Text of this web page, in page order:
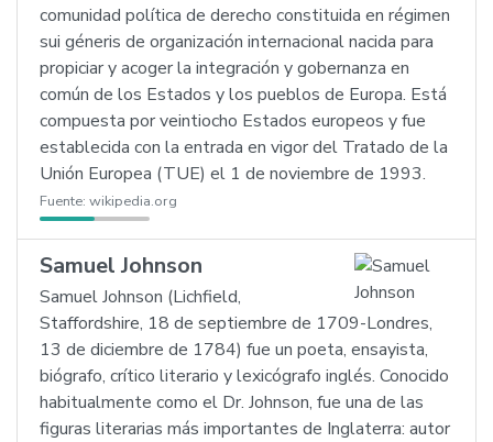
comunidad política de derecho constituida en régimen
sui géneris de organización internacional nacida para
propiciar y acoger la integración y gobernanza en
común de los Estados y los pueblos de Europa. Está
compuesta por veintiocho Estados europeos y fue
establecida con la entrada en vigor del Tratado de la
Unión Europea (TUE) el 1 de noviembre de 1993.
Fuente: wikipedia.org
Samuel Johnson
Samuel Johnson (Lichfield,
Staffordshire, 18 de septiembre de 1709-Londres,
13 de diciembre de 1784) fue un poeta, ensayista,
biógrafo, crítico literario y lexicógrafo inglés. Conocido
habitualmente como el Dr. Johnson, fue una de las
figuras literarias más importantes de Inglaterra: autor